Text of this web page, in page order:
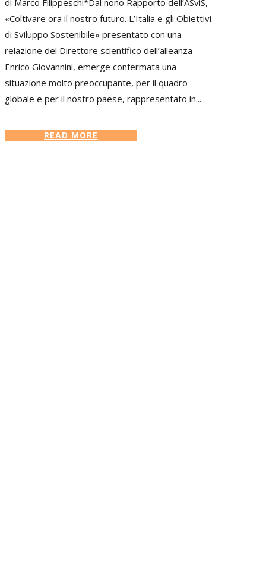
«Coltivare ora il nostro futuro. L’Italia e gli Obiettivi
di Sviluppo Sostenibile» presentato con una
relazione del Direttore scientifico dell’alleanza
Enrico Giovannini, emerge confermata una
situazione molto preoccupante, per il quadro
globale e per il nostro paese, rappresentato in...
READ MORE